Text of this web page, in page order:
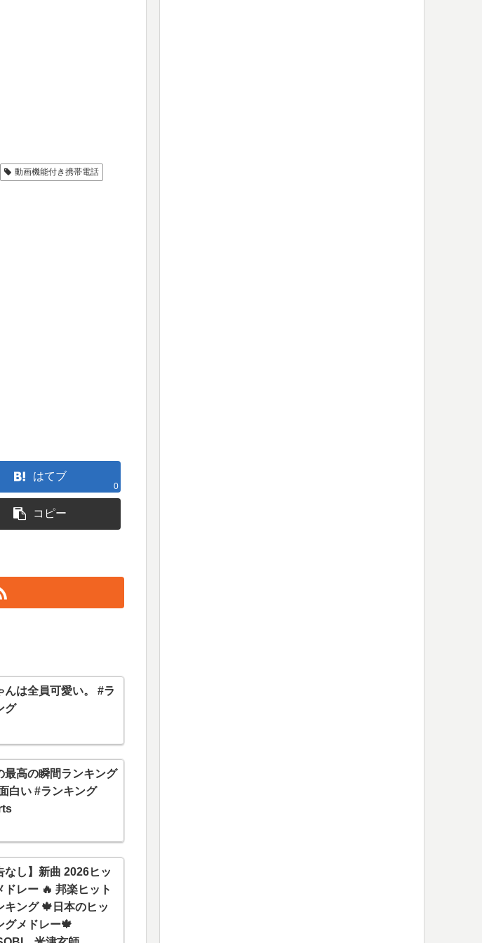
動画機能付き携帯電話
はてブ
0
コピー
んは全員可愛い。 #ラ
グ
最高の瞬間ランキング
白い #ランキング
なし】新曲 2026ヒッ
ドレー 🔥 邦楽ヒット
キング 🍁日本のヒッ
グメドレー🍁